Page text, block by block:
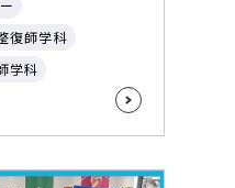
復師学科
学科